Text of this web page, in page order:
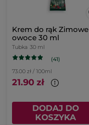
Krem do rąk Zimowe
owoce 30 ml
Tubka 30 ml
(41)
73.00 zł / 100ml
21.90 zł
DODAJ DO
KOSZYKA